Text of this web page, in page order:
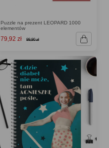
Puzzle na prezent LEOPARD 1000
elementów
79,92 zł 99,90 zł